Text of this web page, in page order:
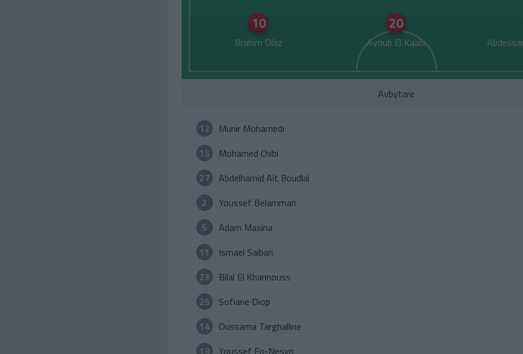
10
Brahim Díaz
20
Ayoub El Kaabi
Avbytare
12 Munir Mohamedi
15
Mohamed Chibi
27
Abdelhamid Ait Boudlal
2
Youssef Belammari
5
Adam Masina
11
Ismael Saibari
23
Bilal El Khannouss
25
Sofiane Diop
14
Oussama Targhalline
19
Youssef En-Nesyri